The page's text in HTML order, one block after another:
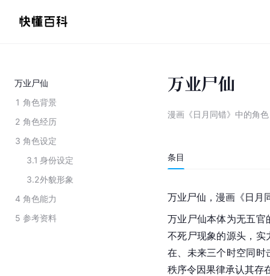
万业尸仙
1 角色背景
2 角色经历
3 角色设定
3.1 身份设定
3.2外貌形象
4 角色能力
5 参考资料
万业尸仙
漫画《日月同错》中的角色
条目
万业尸仙，漫画《日月
万业尸仙本体为无五官
不死尸现象的源头，实
在、未来三个时空同时
秩序令因果律承认其存